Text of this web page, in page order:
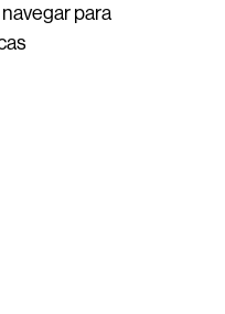
para